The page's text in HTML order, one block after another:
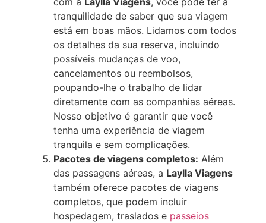
tranquilidade de saber que sua viagem
está em boas mãos. Lidamos com todos
os detalhes da sua reserva, incluindo
possíveis mudanças de voo,
cancelamentos ou reembolsos,
poupando-lhe o trabalho de lidar
diretamente com as companhias aéreas.
Nosso objetivo é garantir que você
tenha uma experiência de viagem
tranquila e sem complicações.
Pacotes de viagens completos: Além
das passagens aéreas, a Laylla Viagens
também oferece pacotes de viagens
completos, que podem incluir
hospedagem, traslados e passeios